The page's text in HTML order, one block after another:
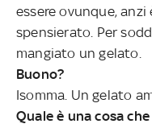
essere ovunque,
spensierato. Per
mangiato un gelato.
Buono?
Isomma. Un gelato
Quale è una cosa